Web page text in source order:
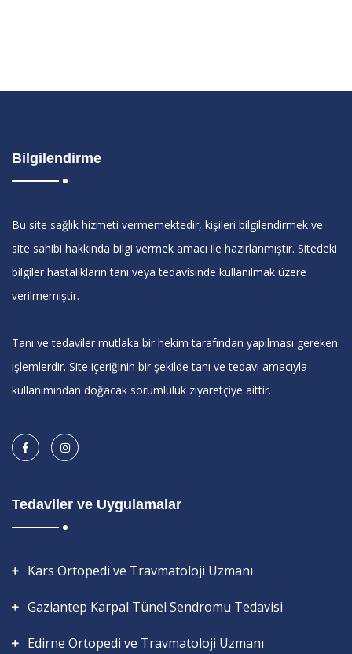
Bilgilendirme
Bu site sağlık hizmeti vermemektedir, kişileri bilgilendirmek ve
site sahibi hakkında bilgi vermek amacı ile hazırlanmıştır. Sitedeki
bilgiler hastalıkların tanı veya tedavisinde kullanılmak üzere
verilmemiştir.
Tanı ve tedaviler mutlaka bir hekim tarafından yapılması gereken
işlemlerdir. Site içeriğinin bir şekilde tanı ve tedavi amacıyla
kullanımından doğacak sorumluluk ziyaretçiye aittir.
Tedaviler ve Uygulamalar
Kars Ortopedi ve Travmatoloji Uzmanı
Gaziantep Karpal Tünel Sendromu Tedavisi
Edirne Ortopedi ve Travmatoloji Uzmanı